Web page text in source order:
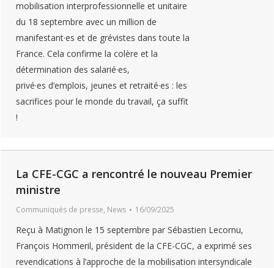
mobilisation interprofessionnelle et unitaire
du 18 septembre avec un million de
manifestant·es et de grévistes dans toute la
France. Cela confirme la colère et la
détermination des salarié·es,
privé·es d’emplois, jeunes et retraité·es : les
sacrifices pour le monde du travail, ça suffit
!
La CFE-CGC a rencontré le nouveau Premier
ministre
Communiqués de presse, News 16/09/2025
Reçu à Matignon le 15 septembre par Sébastien Lecornu,
François Hommeril, président de la CFE-CGC, a exprimé ses
revendications à l’approche de la mobilisation intersyndicale